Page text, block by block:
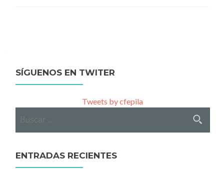
SÍGUENOS EN TWITER
Tweets by cfepila
ENTRADAS RECIENTES